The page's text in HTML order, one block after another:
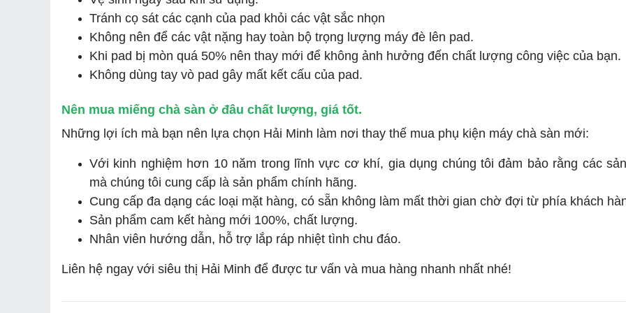
Tránh cọ sát các cạnh của pad khỏi các vật sắc nhọn
Không nên để các vật nặng hay toàn bộ trọng lượng máy đè lên pad.
Khi pad bị mòn quá 50% nên thay mới để không ảnh hưởng đến chất lượng công việc của bạn.
Không dùng tay vò pad gây mất kết cấu của pad.
Nên mua miếng chà sàn ở đâu chất lượng, giá tốt.
Những lợi ích mà bạn nên lựa chọn Hải Minh làm nơi thay thế mua phụ kiện máy chà sàn mới:
Với kinh nghiệm hơn 10 năm trong lĩnh vực cơ khí, gia dụng chúng tôi đảm bảo rằng các
mà chúng tôi cung cấp là sản phẩm chính hãng.
Cung cấp đa dạng các loại mặt hàng, có sẵn không làm mất thời gian chờ đợi từ phía khách
Sản phẩm cam kết hàng mới 100%, chất lượng.
Nhân viên hướng dẫn, hỗ trợ lắp ráp nhiệt tình chu đáo.
Liên hệ ngay với siêu thị Hải Minh để được tư vấn và mua hàng nhanh nhất nhé!